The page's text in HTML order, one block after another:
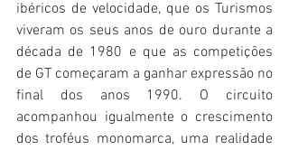
ibéricos de velocidade, que os Turismos
viveram os seus anos de ouro durante a
década de 1980 e que as competições
de GT começaram a ganhar expressão no
final dos anos 1990. O circuito
acompanhou igualmente o crescimento
dos troféus monomarca, uma realidade